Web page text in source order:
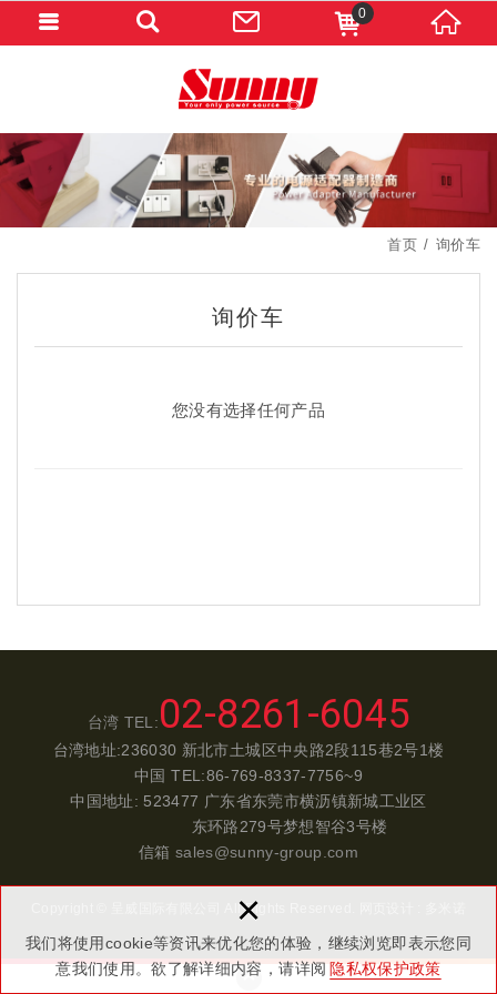
我们将使用cookie等资讯来优化您的体验，继续浏览即表示您同
意我们使用。欲了解详细内容，请详阅 隐私权保护政策
×
首页 询价车
询价车
您没有选择任何产品
台湾 TEL:02-8261-6045
台湾地址:236030 新北市土城区中央路2段115巷2号1楼
中国 TEL:86-769-8337-7756~9
中国地址: 523477 广东省东莞市横沥镇新城工业区
东环路279号梦想智谷3号楼
信箱 sales@sunny-group.com
Copyright © 呈威国际有限公司 All Rights Reserved.
0